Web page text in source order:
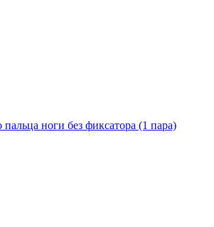
ноги без фиксатора (1 пара)